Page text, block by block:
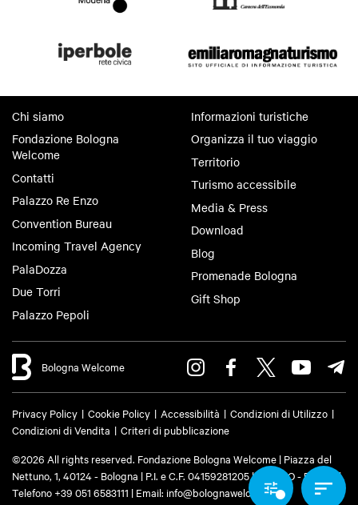
Chi siamo
Fondazione Bologna
Welcome
Contatti
Palazzo Re Enzo
Convention Bureau
Incoming Travel Agency
PalaDozza
Due Torri
Palazzo Pepoli
Informazioni turistiche
Organizza il tuo viaggio
Territorio
Turismo accessibile
Media & Press
Download
Blog
Promenade Bologna
Gift Shop
Bologna Welcome
Privacy Policy Cookie Policy Accessibilità
Condizioni di Utilizzo
Condizioni di Vendita
Criteri di pubblicazione
©2026 All rights reserved. Fondazione Bologna Welcome | Piazza del
Nettuno, 1, 40124 - Bologna | P.I. e C.F. 04159281205 | REA: BO - 573761 |
Telefono +39 051 6583111 | Email: info@bolognawelcome.it|